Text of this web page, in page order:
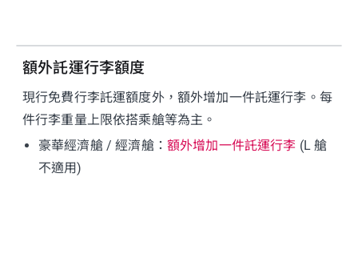
額外託運行李額度
現行免費行李託運額度外，額外增加一件託運行李。每
件行李重量上限依搭乘艙等為主。
豪華經濟艙 / 經濟艙： 額外增加一件託運行李 (L 艙
不適用)